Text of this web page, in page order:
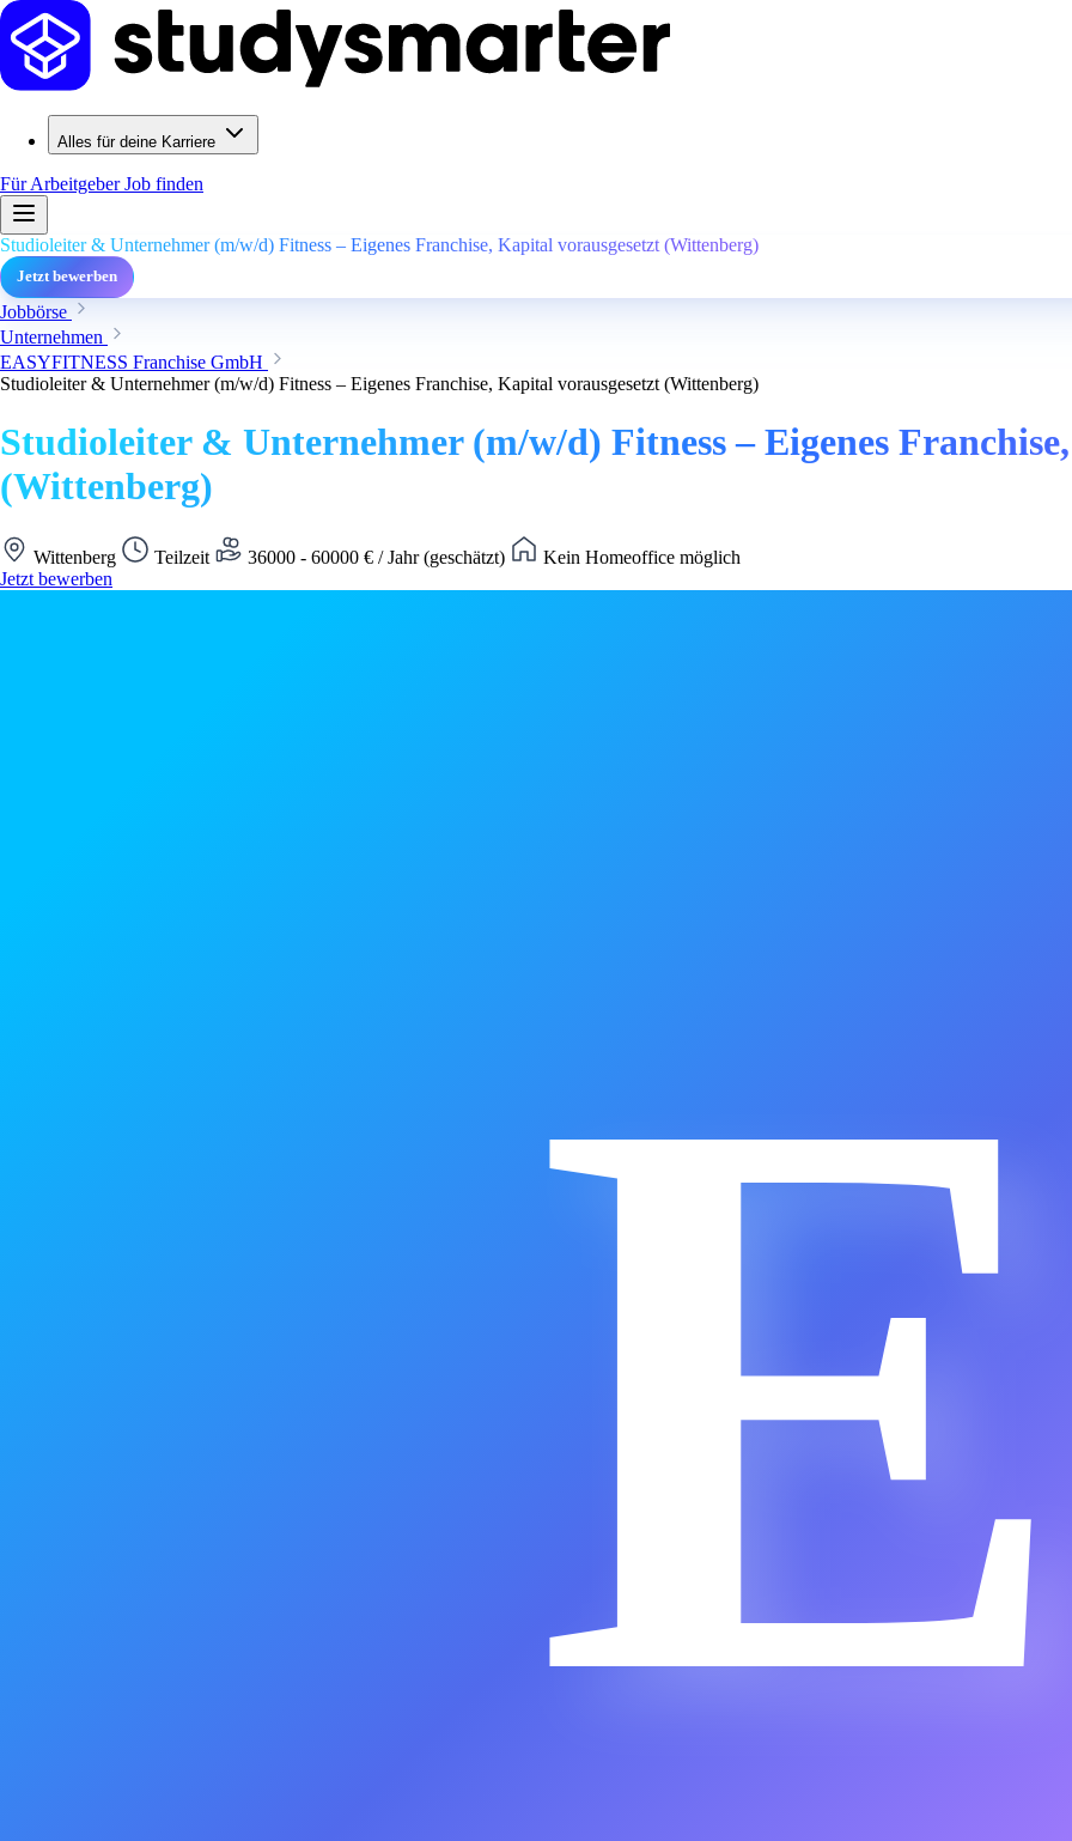
Alles für deine Karriere
Für ArbeitgeberJob finden
Studioleiter & Unternehmer (m/w/d) Fitness – Eigenes Franchise, Kapital vorausgesetzt (Wittenberg)
Jetzt bewerben
Jobbörse
Unternehmen
EASYFITNESS Franchise GmbH
Studioleiter & Unternehmer (m/w/d) Fitness – Eigenes Franchise, Kapital vorausgesetzt (Wittenberg)
Studioleiter & Unternehmer (m/w/d) Fitness – Eigenes
(Wittenberg)
Wittenberg Teilzeit 36000 - 60000 € / Jahr (geschätzt)
Kein Homeoffice möglich
Jetzt bewerben
E